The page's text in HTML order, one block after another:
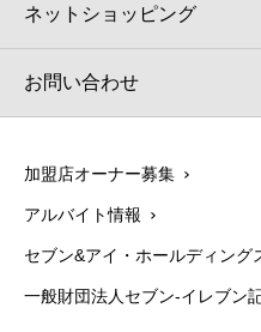
ネットショッピング
お問い合わせ
加盟店オーナー募集
アルバイト情報
セブン&アイ・ホールディング
一般財団法人セブン-イレブン